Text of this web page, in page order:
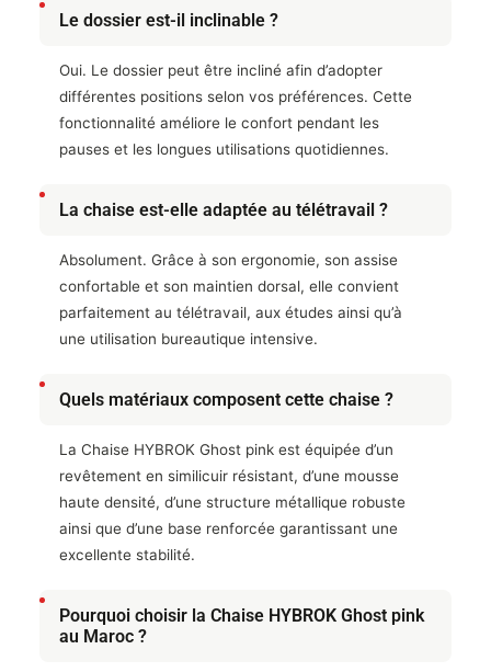
Le dossier est-il inclinable ?
Oui. Le dossier peut être incliné afin d’adopter
différentes positions selon vos préférences. Cette
fonctionnalité améliore le confort pendant les
pauses et les longues utilisations quotidiennes.
La chaise est-elle adaptée au télétravail ?
Absolument. Grâce à son ergonomie, son assise
confortable et son maintien dorsal, elle convient
parfaitement au télétravail, aux études ainsi qu’à
une utilisation bureautique intensive.
Quels matériaux composent cette chaise ?
La Chaise HYBROK Ghost pink est équipée d’un
revêtement en similicuir résistant, d’une mousse
haute densité, d’une structure métallique robuste
ainsi que d’une base renforcée garantissant une
excellente stabilité.
Pourquoi choisir la Chaise HYBROK Ghost pink
au Maroc ?